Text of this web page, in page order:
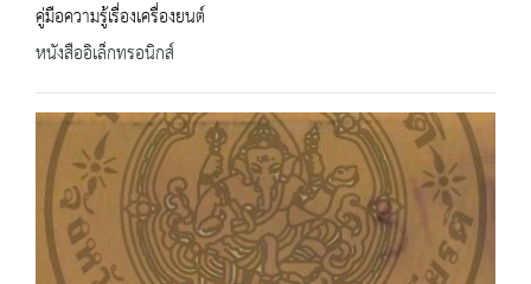
คู่มือความรู้เรื่องเครื่องยนต์
หนังสืออิเล็กทรอนิกส์